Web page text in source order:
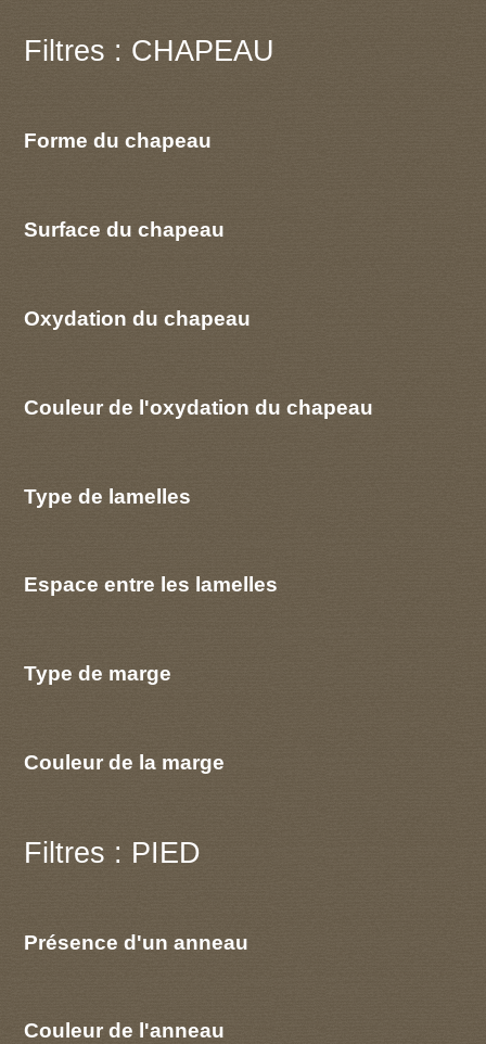
Filtres : CHAPEAU
Forme du chapeau
Surface du chapeau
Oxydation du chapeau
Couleur de l'oxydation du chapeau
Type de lamelles
Espace entre les lamelles
Type de marge
Couleur de la marge
Filtres : PIED
Présence d'un anneau
Couleur de l'anneau